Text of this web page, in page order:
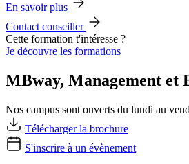
En savoir plus
Contact conseiller
Cette formation t'intéresse ?
Je découvre les formations
MBway, Management et
Nos campus sont ouverts du lundi au
Télécharger la brochure
S'inscrire à un évènement